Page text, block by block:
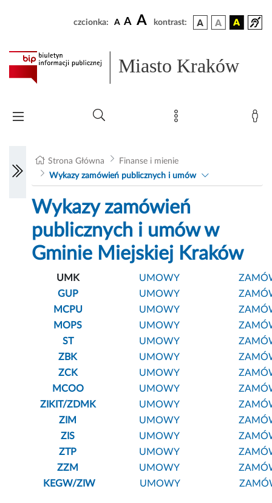
czcionka: A A A kontrast:
Miasto Kraków
Strona Główna
Finanse i mienie
Wykazy zamówień publicznych i umów
Wykazy zamówień
publicznych i umów w
Gminie Miejskiej Kraków
UMK UMOWY
GUP
UMOWY
MCPU
UMOWY
MOPS
UMOWY
ST
UMOWY
ZBK
UMOWY
ZCK
UMOWY
MCOO
UMOWY
ZIKIT/ZDMK
UMOWY
ZIM
UMOWY
ZIS
UMOWY
ZTP
UMOWY
ZZM
UMOWY
KEGW/ZIW
UMOWY